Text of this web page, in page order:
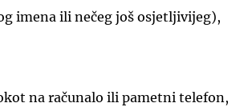
imena ili nečeg još osjetljivijeg),
na računalo ili pametni telefon,